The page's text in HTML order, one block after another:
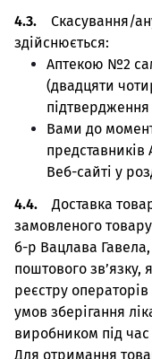
4.3.
Скасування/
здійснюється:
Аптекою №2
(двадцяти
Вами до
представників
Веб-сайті у
4.4. Доставка
замовленого
б-р Вацлава
поштового зв’язку,
реєстру
умов зберігання
виробником під час
Для отримання